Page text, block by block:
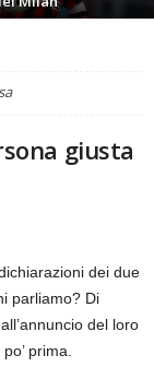
giusta
dei due
parliamo? Di
del loro
prima.